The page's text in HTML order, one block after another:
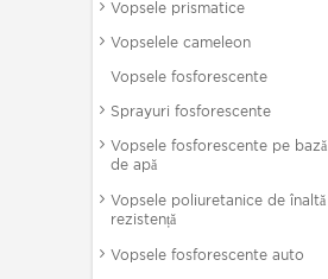
Vopsele prismatice
Vopselele cameleon
Vopsele fosforescente
Sprayuri fosforescente
Vopsele fosforescente pe bază
de apă
Vopsele poliuretanice de înaltă
rezistență
Vopsele fosforescente auto